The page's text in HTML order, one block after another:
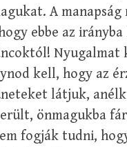
A
ebbe az
kell, hogy az
látjuk,
önmagukba
fogják tudni,